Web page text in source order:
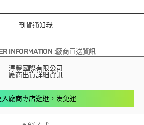
到貨通知我
INFORMATION :廠商直送資訊
澤豐國際有限公司
廠商出貨詳細資訊
入廠商專店逛逛，湊免運